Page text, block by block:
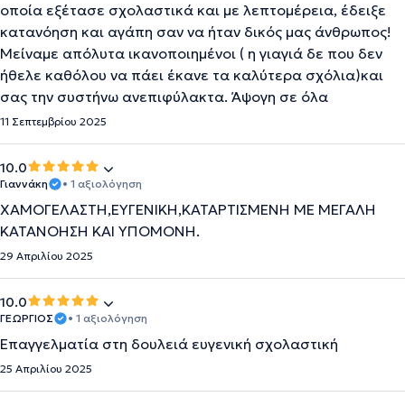
οποία εξέτασε σχολαστικά και με λεπτομέρεια, έδειξε
κατανόηση και αγάπη σαν να ήταν δικός μας άνθρωπος!
Μείναμε απόλυτα ικανοποιημένοι ( η γιαγιά δε που δεν
ήθελε καθόλου να πάει έκανε τα καλύτερα σχόλια)και
σας την συστήνω ανεπιφύλακτα. Άψογη σε όλα
11 Σεπτεμβρίου 2025
10.0
Γιαννάκη • 1 αξιολόγηση
ΧΑΜΟΓΕΛΑΣΤΗ,ΕΥΓΕΝΙΚΗ,ΚΑΤΑΡΤΙΣΜΕΝΗ ΜΕ ΜΕΓΑΛΗ
ΚΑΤΑΝΟΗΣΗ ΚΑΙ ΥΠΟΜΟΝΗ.
29 Απριλίου 2025
10.0
ΓΕΩΡΓΙΟΣ • 1 αξιολόγηση
Επαγγελματία στη δουλειά ευγενική σχολαστική
25 Απριλίου 2025